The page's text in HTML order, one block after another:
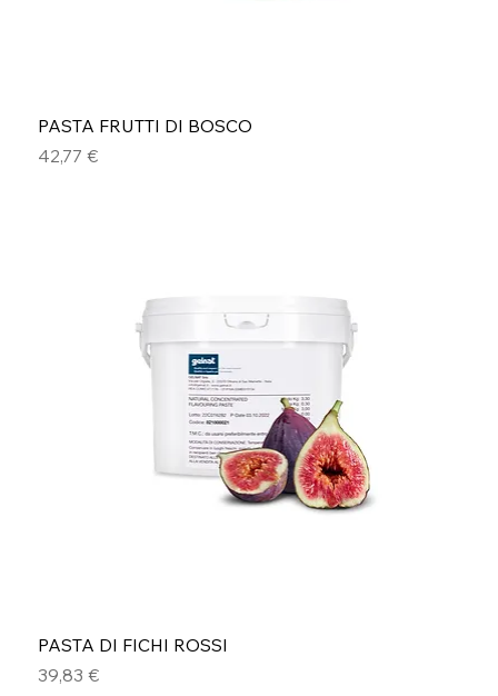
PASTA FRUTTI DI BOSCO
Prezzo
42,77 €
PASTA DI FICHI ROSSI
Prezzo
39,83 €